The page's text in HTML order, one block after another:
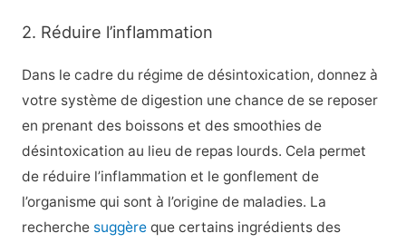
2. Réduire l’inflammation
Dans le cadre du régime de désintoxication, donnez à
votre système de digestion une chance de se reposer
en prenant des boissons et des smoothies de
désintoxication au lieu de repas lourds. Cela permet
de réduire l’inflammation et le gonflement de
l’organisme qui sont à l’origine de maladies. La
recherche suggèreque certains ingrédients des